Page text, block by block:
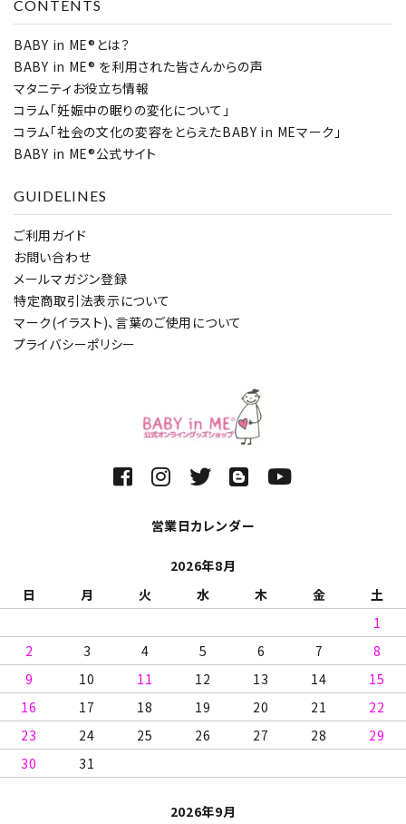
キーワード
カテゴリー
CONTENTS
BABY in ME®とは？
BABY in ME® を利用された皆さんからの声
マタニティお役立ち情報
コラム「妊娠中の眠りの変化について」
コラム「社会の文化の変容をとらえたBABY in MEマーク」
BABY in ME®公式サイト
GUIDELINES
ご利用ガイド
お問い合わせ
メールマガジン登録
特定商取引法表示について
マーク(イラスト)、言葉のご使用について
プライバシーポリシー
営業日カレンダー
2026年8月
日
月 火 水 木 金
土
1
2
3 4 5 6 7
8
9
10 11 12 13 14
15
16
17 18 19 20 21
22
23
24 25 26 27 28
29
30
31
2026年9月